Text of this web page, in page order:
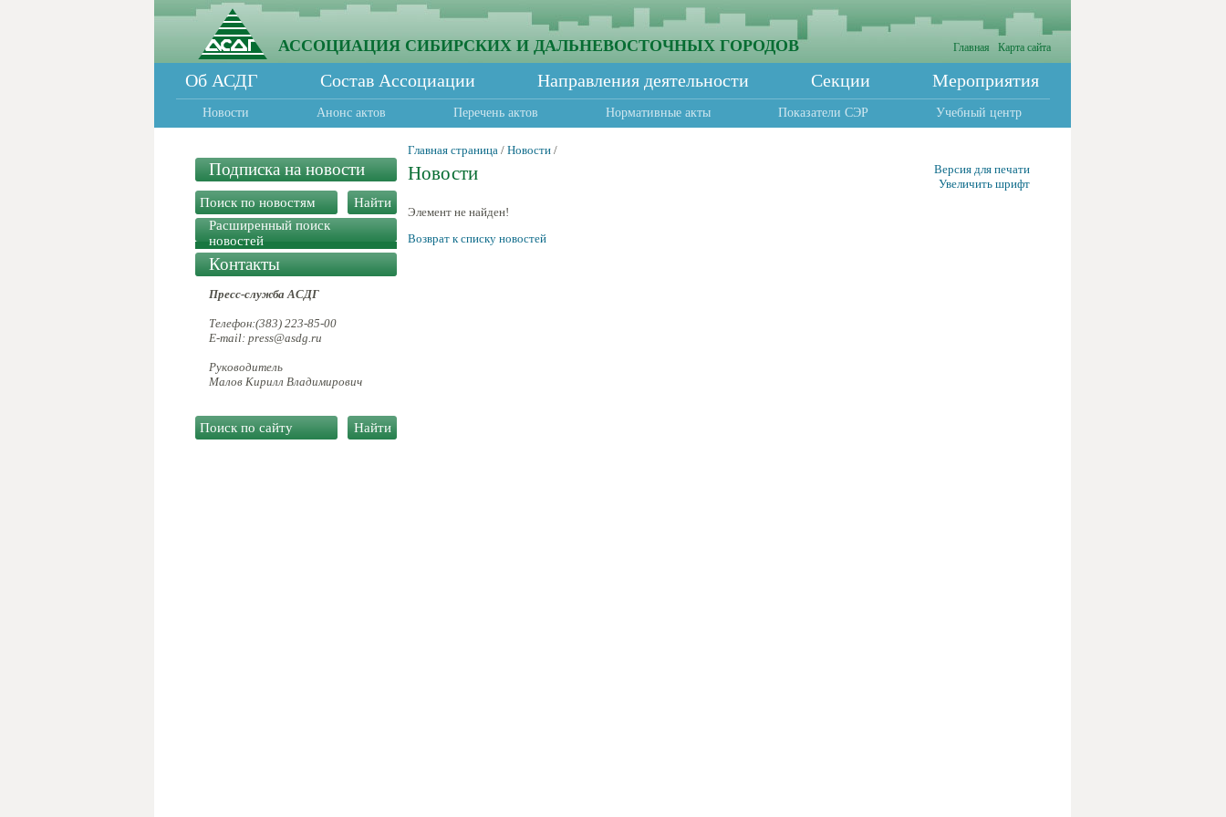
АССОЦИАЦИЯ СИБИРСКИХ И ДАЛЬНЕВОСТОЧНЫХ ГОРОДОВ Главная Карта сайта
Об АСДГ Состав Ассоциации Направления деятельности Секции Мероприятия
Новости Анонс актов Перечень актов Нормативные акты Показатели СЭР Учебный центр
Подписка на новости
Расширенный поиск
новостей
Контакты
Пресс-служба АСДГ
Телефон:(383) 223-85-00
E-mail: press@asdg.ru
Руководитель
Малов Кирилл Владимирович
Главная страница / Новости /
Новости
Версия для печати
Увеличить шрифт
Элемент не найден!
Возврат к списку новостей